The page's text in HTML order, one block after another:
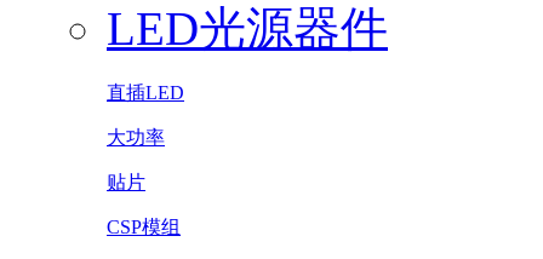
LED光源器件
直插LED
大功率
贴片
CSP模组